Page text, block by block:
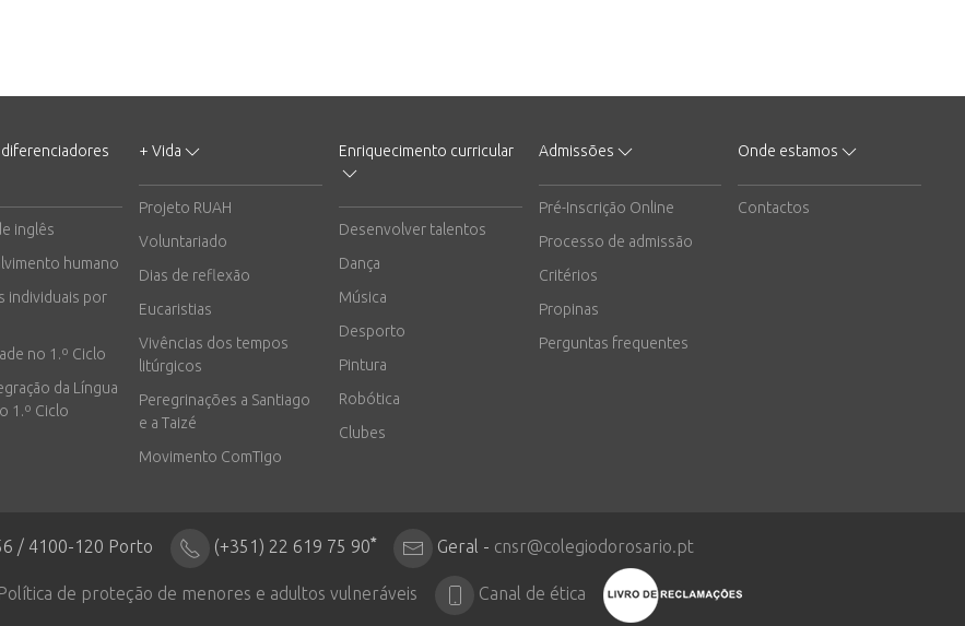
inglês
humano
individuais por
no 1.º Ciclo
da Língua
1.º Ciclo
+ Vida
Projeto RUAH
Voluntariado
Dias de reflexão
Eucaristias
Vivências dos tempos
litúrgicos
Peregrinações a Santiago
e a Taizé
Movimento ComTigo
Enriquecimento curricular
Desenvolver talentos
Dança
Música
Desporto
Pintura
Robótica
Clubes
Admissões
Pré-Inscrição Online
Processo de admissão
Critérios
Propinas
Perguntas frequentes
Onde estamos
Contactos
/ 4100-120 Porto (+351) 22 619 75 90* Geral - cnsr@colegiodorosario.pt
Política de proteção de menores e adultos vulneráveis Canal de ética